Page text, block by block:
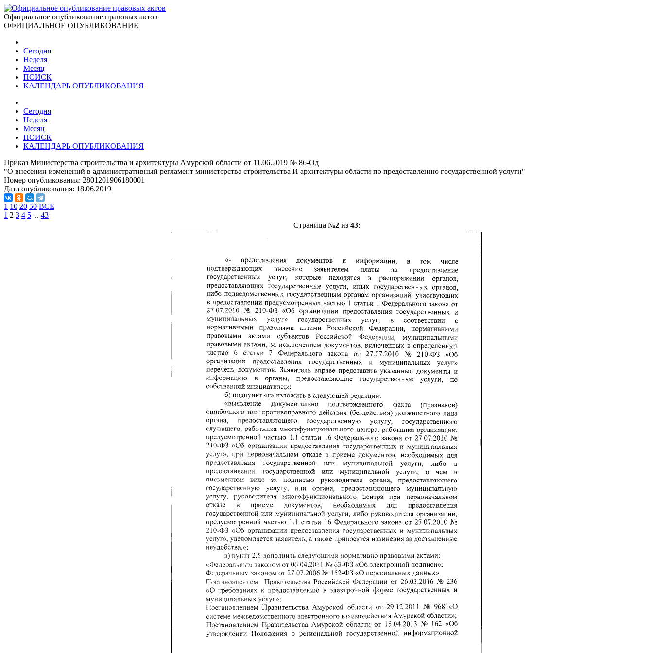
Официальное опубликование правовых актов
ОФИЦИАЛЬНОЕ ОПУБЛИКОВАНИЕ
Сегодня
Неделя
Месяц
ПОИСК
КАЛЕНДАРЬ ОПУБЛИКОВАНИЯ
Сегодня
Неделя
Месяц
ПОИСК
КАЛЕНДАРЬ ОПУБЛИКОВАНИЯ
Приказ Министерства строительства и архитектуры Амурской области от 11.06.2019 № 86-Од
"О внесении изменений в административный регламент министерства строительства И архитектуры области по предоставлению государственной услуги"
Номер опубликования: 2801201906180001
Дата опубликования: 18.06.2019
1 10 20 50 ВСЕ
1 2 3 4 5 ... 43
Страница №2из 43: